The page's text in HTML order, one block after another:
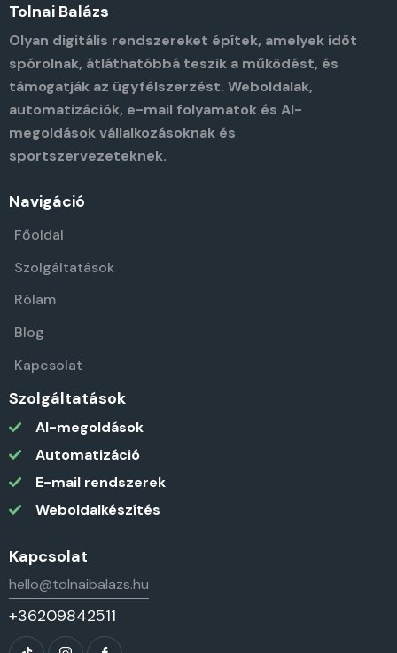
Tolnai Balázs
Olyan digitális rendszereket építek, amelyek időt
spórolnak, átláthatóbbá teszik a működést, és
támogatják az ügyfélszerzést. Weboldalak,
automatizációk, e-mail folyamatok és AI-
megoldások vállalkozásoknak és
sportszervezeteknek.
Navigáció
Főoldal
Szolgáltatások
Rólam
Blog
Kapcsolat
Szolgáltatások
AI-megoldások
Automatizáció
E-mail rendszerek
Weboldalkészítés
Kapcsolat
hello@tolnaibalazs.hu
+36209842511